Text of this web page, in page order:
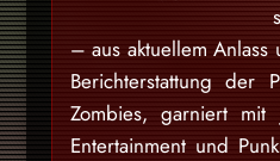
– aus aktuellem
Berichterstattung der
Zombies, garniert
Entertainment und